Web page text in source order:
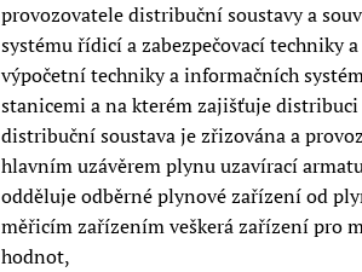
provozovatele distribuční soustavy a
systému řídicí a zabezpečovací
výpočetní techniky a informačních
stanicemi a na kterém zajišťuje
distribuční soustava je zřizována a
hlavním uzávěrem plynu uzavírací
odděluje odběrné plynové zařízení od
měřicím zařízením veškerá zařízení pro
hodnot,